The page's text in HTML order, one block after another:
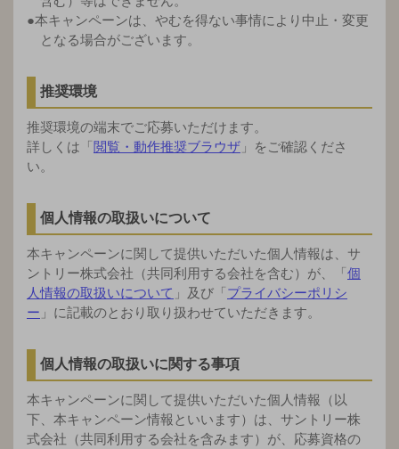
●本キャンペーンは、やむを得ない事情により中止・変更
となる場合がございます。
推奨環境
推奨環境の端末でご応募いただけます。
詳しくは「閲覧・動作推奨ブラウザ 」をご確認くださ
い。
個人情報の取扱いについて
本キャンペーンに関して提供いただいた個人情報は、サ
ントリー株式会社（共同利用する会社を含む）が、「個
人情報の取扱いについて 」及び「プライバシーポリシ
ー 」に記載のとおり取り扱わせていただきます。
個人情報の取扱いに関する事項
本キャンペーンに関して提供いただいた個人情報（以
下、本キャンペーン情報といいます）は、サントリー株
式会社（共同利用する会社を含みます）が、応募資格の